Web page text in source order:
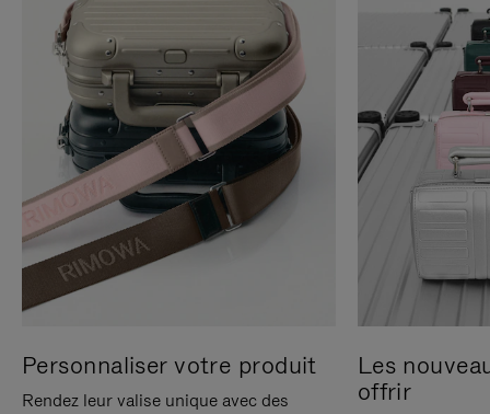
Personnaliser votre produit
Rendez leur valise unique avec des
Les
offrir